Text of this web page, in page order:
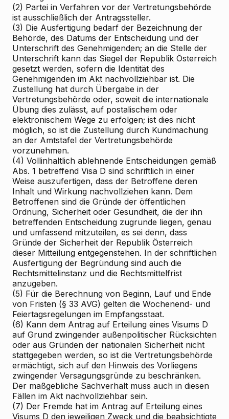
(2) Partei in Verfahren vor der Vertretungsbehörde
ist ausschließlich der Antragssteller.
(3) Die Ausfertigung bedarf der Bezeichnung der
Behörde, des Datums der Entscheidung und der
Unterschrift des Genehmigenden; an die Stelle der
Unterschrift kann das Siegel der Republik Österreich
gesetzt werden, sofern die Identität des
Genehmigenden im Akt nachvollziehbar ist. Die
Zustellung hat durch Übergabe in der
Vertretungsbehörde oder, soweit die internationale
Übung dies zulässt, auf postalischem oder
elektronischem Wege zu erfolgen; ist dies nicht
möglich, so ist die Zustellung durch Kundmachung
an der Amtstafel der Vertretungsbehörde
vorzunehmen.
(4) Vollinhaltlich ablehnende Entscheidungen gemäß
Abs. 1 betreffend Visa D sind schriftlich in einer
Weise auszufertigen, dass der Betroffene deren
Inhalt und Wirkung nachvollziehen kann. Dem
Betroffenen sind die Gründe der öffentlichen
Ordnung, Sicherheit oder Gesundheit, die der ihn
betreffenden Entscheidung zugrunde liegen, genau
und umfassend mitzuteilen, es sei denn, dass
Gründe der Sicherheit der Republik Österreich
dieser Mitteilung entgegenstehen. In der schriftlichen
Ausfertigung der Begründung sind auch die
Rechtsmittelinstanz und die Rechtsmittelfrist
anzugeben.
(5) Für die Berechnung von Beginn, Lauf und Ende
von Fristen (§ 33 AVG) gelten die Wochenend- und
Feiertagsregelungen im Empfangsstaat.
(6) Kann dem Antrag auf Erteilung eines Visums D
auf Grund zwingender außenpolitischer Rücksichten
oder aus Gründen der nationalen Sicherheit nicht
stattgegeben werden, so ist die Vertretungsbehörde
ermächtigt, sich auf den Hinweis des Vorliegens
zwingender Versagungsgründe zu beschränken.
Der maßgebliche Sachverhalt muss auch in diesen
Fällen im Akt nachvollziehbar sein.
(7) Der Fremde hat im Antrag auf Erteilung eines
Visums D den jeweiligen Zweck und die beabsichtigte